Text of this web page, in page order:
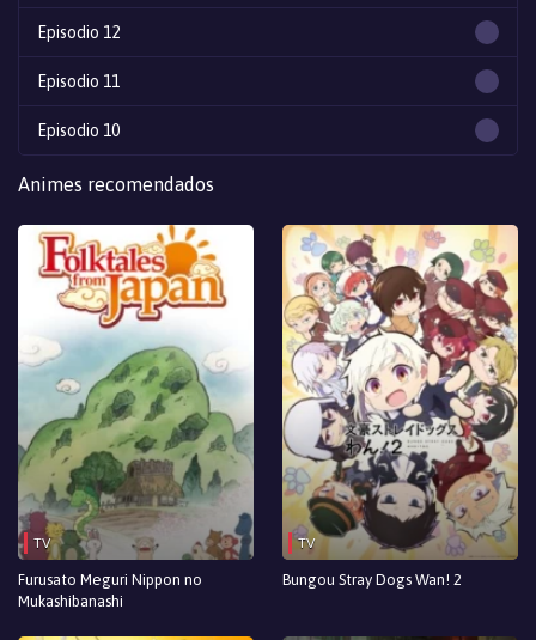
Episodio 12
Episodio 11
Episodio 10
Episodio 9
Episodio 8
Episodio 7
Episodio 6
Episodio 5
Episodio 4
Episodio 3
Episodio 2
Episodio 1
Animes recomendados
TV
Furusato Meguri Nippon no
Mukashibanashi
TV
Bungou Stray Dogs Wan! 2